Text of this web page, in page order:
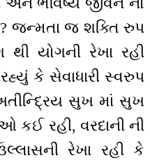
જન્મતા જ શક્તિ રુપ
યોગની રેખા રહી
કે સેવાધારી સ્વરુપ
સુખ માં સુખ
કઈ રહી, વરદાની ની
રેખા રહી કે